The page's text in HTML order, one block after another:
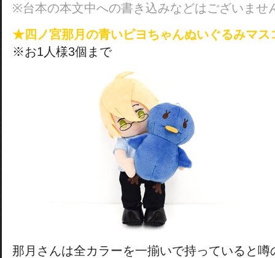
※台本の本文中への書き込みなどはございませ
★四ノ宮那月の青いピヨちゃんぬいぐるみマス
※お1人様3個まで
那月さんは全カラーを一揃いで持っていると噂